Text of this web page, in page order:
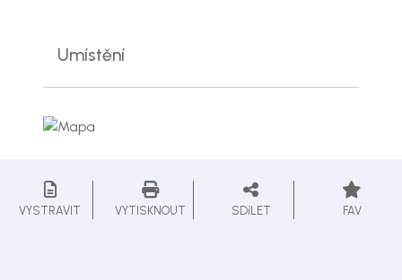
Umístění
VYSTRAVIT VYTISKNOUT SDíLET FAV